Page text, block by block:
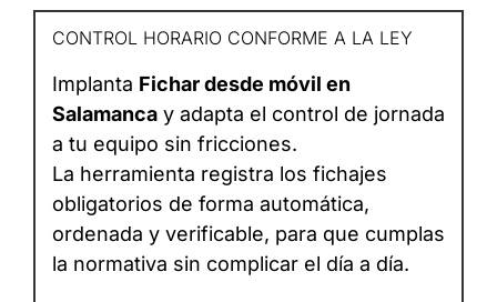
CONTROL HORARIO CONFORME A LA LEY
Implanta Fichar desde móvil en
Salamanca y adapta el control de jornada
a tu equipo sin fricciones.
La herramienta registra los fichajes
obligatorios de forma automática,
ordenada y verificable, para que cumplas
la normativa sin complicar el día a día.